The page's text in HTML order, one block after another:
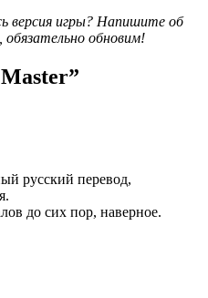
версия игры? Напишите об
обновим!
”
русский перевод,
до сих пор, наверное.